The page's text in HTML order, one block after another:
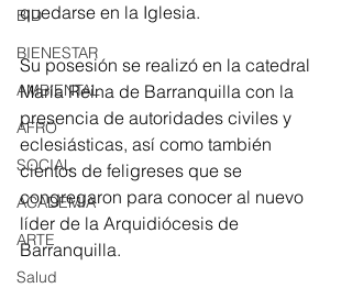
BID
BIENESTAR
AMBIENTAL
AFRO
SOCIAL
ACADEMIA
ARTE
Salud
quedarse en la Iglesia.
Su posesión se realizó en la catedral
María Reina de Barranquilla con la
presencia de autoridades civiles y
eclesiásticas, así como también
cientos de feligreses que se
congregaron para conocer al nuevo
líder de la Arquidiócesis de
Barranquilla.